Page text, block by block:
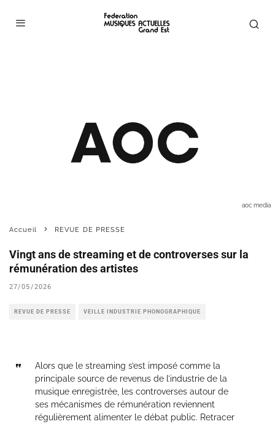
aoc media
Accueil REVUE DE PRESSE
Vingt ans de streaming et de controverses sur la
rémunération des artistes
27/05/2026
REVUE DE PRESSE VEILLE INDUSTRIE PHONOGRAPHIQUE
Alors que le streaming s’est imposé comme la
principale source de revenus de l’industrie de la
musique enregistrée, les controverses autour de
ses mécanismes de rémunération reviennent
régulièrement alimenter le débat public. Retracer